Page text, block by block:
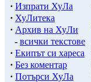
· Изпрати ХуЛа
· ХуЛитека
· Архив на ХуЛи
- всички текстове
· Екипът си хареса
· Без коментар
· Потърси ХуЛа